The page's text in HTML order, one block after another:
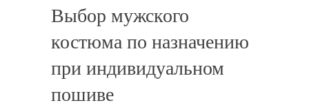
Выбор мужского
костюма по назначению
при индивидуальном
пошиве